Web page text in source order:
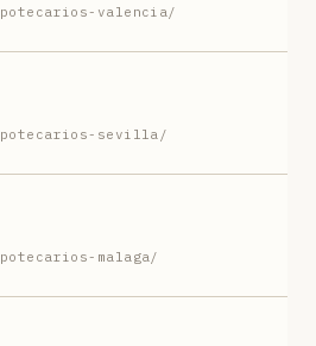
valencia/
sevilla/
malaga/